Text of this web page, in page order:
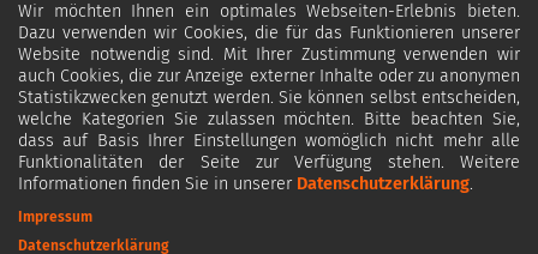
Wir möchten Ihnen ein optimales Webseiten-Erlebnis bieten.
Dazu verwenden wir Cookies, die für das Funktionieren unserer
Website notwendig sind. Mit Ihrer Zustimmung verwenden wir
auch Cookies, die zur Anzeige externer Inhalte oder zu anonymen
Statistikzwecken genutzt werden. Sie können selbst entscheiden,
welche Kategorien Sie zulassen möchten. Bitte beachten Sie,
dass auf Basis Ihrer Einstellungen womöglich nicht mehr alle
Funktionalitäten der Seite zur Verfügung stehen. Weitere
Informationen finden Sie in unserer Datenschutzerklärung.
Impressum
Datenschutzerklärung